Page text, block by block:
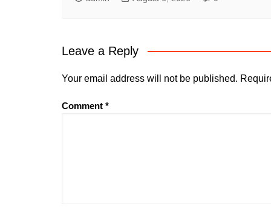
Leave a Reply
Your email address will not be published.
Comment *